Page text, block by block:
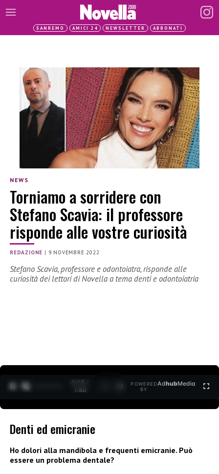
SANREMO AMICI 24 NEWSLETTER ABBONATI
NEWS
Torniamo a sorridere con
Stefano Scavia: il professore
risponde alle vostre curiosità
REDAZIONE | 9 NOVEMBRE 2022
Stefano Scavia, professore e odontoiatra, risponde alle
curiosità dei lettori di Novella a tema denti e odontoiatria
0:13 /
1:40
POWERED
BY
AdhubMedia
Denti ed emicranie
Ho dolori alla mandibola e frequenti emicranie. Può
essere un problema dentale?